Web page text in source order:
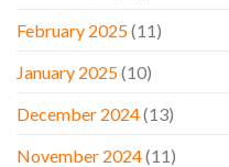
February 2025(11)
January 2025(10)
December 2024(13)
November 2024(11)